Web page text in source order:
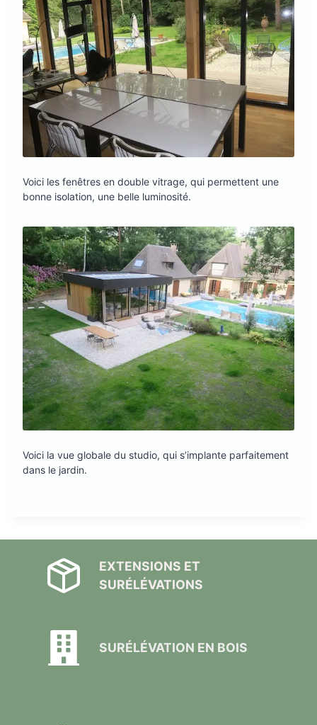
Voici les fenêtres en double vitrage, qui permettent une
bonne isolation, une belle luminosité.
Voici la vue globale du studio, qui s’implante parfaitement
dans le jardin.
EXTENSIONS ET
SURÉLÉVATIONS
SURÉLÉVATION EN BOIS